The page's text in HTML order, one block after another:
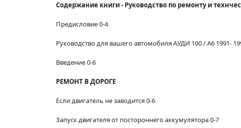
Содержание книги - Руководство по ремонту и
Предисловие 0-4
Руководство для вашего автомобиля АУДИ 100 / A6 1991-
Введение 0-6
РЕМОНТ В ДОРОГЕ
Если двигатель не заводится 0-6
Запуск двигателя от постороннего аккумулятора 0-7